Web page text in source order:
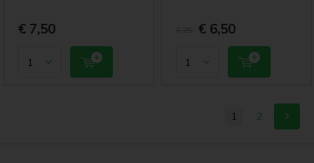
€ 7,50 € 6,50
1 2